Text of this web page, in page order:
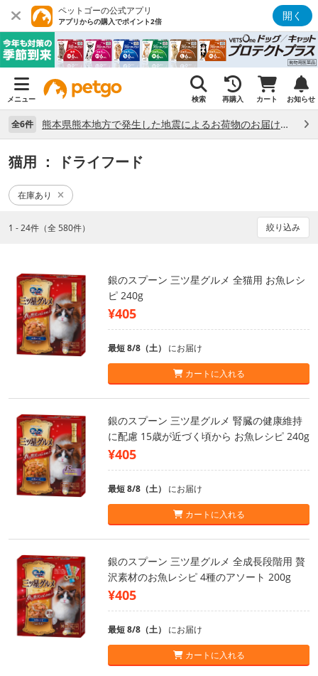
ペットゴーの公式アプリ
アプリからの購入でポイント2倍 開く
メニュー 検索 再購入 カート お知らせ
全6件 熊本県熊本地方で発生した地震によるお荷物のお届け状況について （7/28）
猫用 ： ドライフード
在庫あり
1 - 24件（全 580件） 絞り込み
銀のスプーン 三ツ星グルメ 全猫用 お魚レシ
ピ 240g
¥405
最短 8/8（土） にお届け
カートに入れる
銀のスプーン 三ツ星グルメ 腎臓の健康維持
に配慮 15歳が近づく頃から お魚レシピ 240g
¥405
最短 8/8（土） にお届け
カートに入れる
銀のスプーン 三ツ星グルメ 全成長段階用 贅
沢素材のお魚レシピ 4種のアソート 200g
¥405
最短 8/8（土） にお届け
カートに入れる